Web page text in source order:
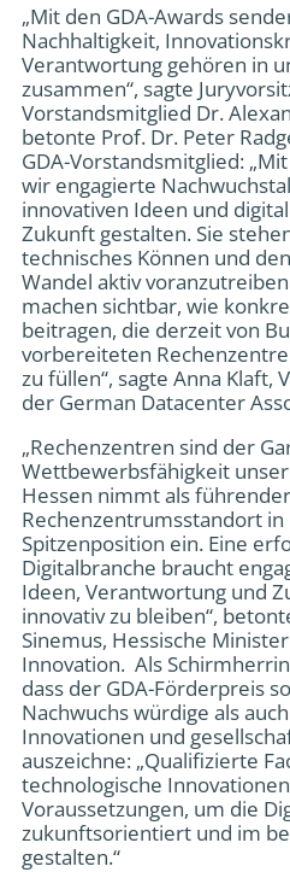
„Mit den GDA-Awards
Nachhaltigkeit,
Verantwortung gehören in
zusammen“, sagte
Vorstandsmitglied Dr.
betonte Prof. Dr. Peter
GDA-Vorstandsmitglied:
wir engagierte
innovativen Ideen und
Zukunft gestalten. Sie
technisches Können und
Wandel aktiv
machen sichtbar, wie
beitragen, die derzeit von
vorbereiteten
zu füllen“, sagte Anna Klaft,
der German Datacenter
„Rechenzentren sind der
Wettbewerbsfähigkeit
Hessen nimmt als führender
Rechenzentrumsstandort
Spitzenposition ein. Eine
Digitalbranche braucht
Ideen, Verantwortung und
innovativ zu bleiben“,
Sinemus, Hessische
Innovation. Als
dass der GDA-Förderpreis
Nachwuchs würdige als
Innovationen und
auszeichne: „Qualifizierte
technologische
Voraussetzungen, um die
zukunftsorientiert und im
gestalten.“